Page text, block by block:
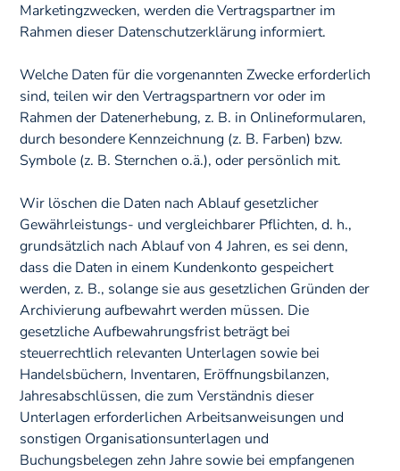
Marketingzwecken, werden die Vertragspartner im
Rahmen dieser Datenschutzerklärung informiert.
Welche Daten für die vorgenannten Zwecke erforderlich
sind, teilen wir den Vertragspartnern vor oder im
Rahmen der Datenerhebung, z. B. in Onlineformularen,
durch besondere Kennzeichnung (z. B. Farben) bzw.
Symbole (z. B. Sternchen o.ä.), oder persönlich mit.
Wir löschen die Daten nach Ablauf gesetzlicher
Gewährleistungs- und vergleichbarer Pflichten, d. h.,
grundsätzlich nach Ablauf von 4 Jahren, es sei denn,
dass die Daten in einem Kundenkonto gespeichert
werden, z. B., solange sie aus gesetzlichen Gründen der
Archivierung aufbewahrt werden müssen. Die
gesetzliche Aufbewahrungsfrist beträgt bei
steuerrechtlich relevanten Unterlagen sowie bei
Handelsbüchern, Inventaren, Eröffnungsbilanzen,
Jahresabschlüssen, die zum Verständnis dieser
Unterlagen erforderlichen Arbeitsanweisungen und
sonstigen Organisationsunterlagen und
Buchungsbelegen zehn Jahre sowie bei empfangenen